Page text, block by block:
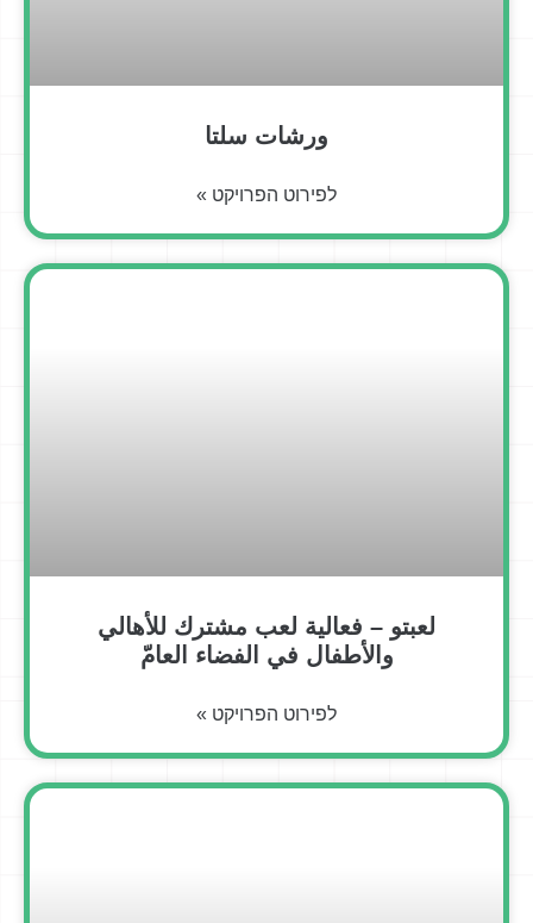
ورشات سلتا
לפירוט הפרויקט »
لعبتو – فعالية لعب مشترك للأهالي
والأطفال في الفضاء العامّ
לפירוט הפרויקט »